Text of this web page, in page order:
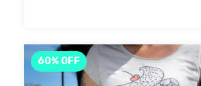
60% OFF